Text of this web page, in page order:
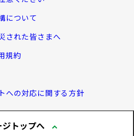
度について
しおり－約款」
ンラインサービス（CPBS）
託先変更について（契約者さ
用実績照会サービス
トサービス
部紹介
の役割
について
された皆さまへ
規約
への対応に関する方針
ジトップへ